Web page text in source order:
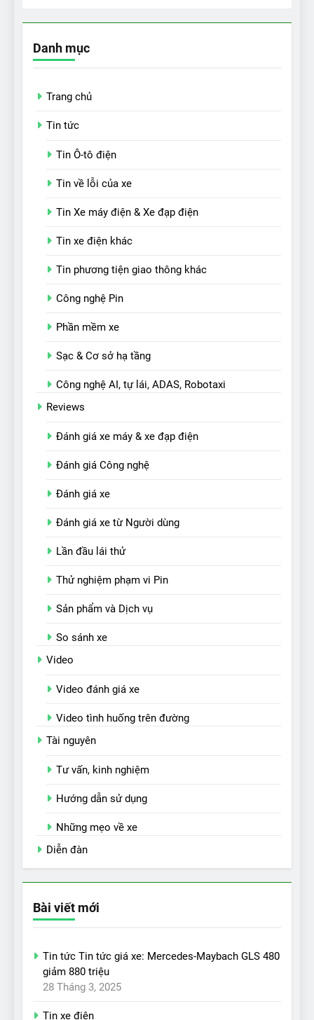
Danh mục
Trang chủ
Tin tức
Tin Ô-tô điện
Tin về lỗi của xe
Tin Xe máy điện & Xe đạp điện
Tin xe điện khác
Tin phương tiện giao thông khác
Công nghệ Pin
Phần mềm xe
Sạc & Cơ sở hạ tầng
Công nghệ AI, tự lái, ADAS, Robotaxi
Reviews
Đánh giá xe máy & xe đạp điện
Đánh giá Công nghệ
Đánh giá xe
Đánh giá xe từ Người dùng
Lần đầu lái thử
Thử nghiệm phạm vi Pin
Sản phẩm và Dịch vụ
So sánh xe
Video
Video đánh giá xe
Video tình huống trên đường
Tài nguyên
Tư vấn, kinh nghiệm
Hướng dẫn sử dụng
Những mẹo về xe
Diễn đàn
Bài viết mới
Tin tức Tin tức giá xe: Mercedes-Maybach GLS 480
giảm 880 triệu
28 Tháng 3, 2025
Tin xe điện